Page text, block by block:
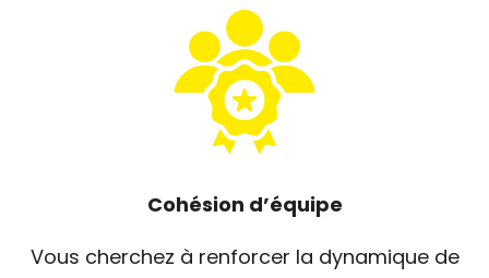
Cohésion d’équipe
Vous cherchez à renforcer la dynamique de